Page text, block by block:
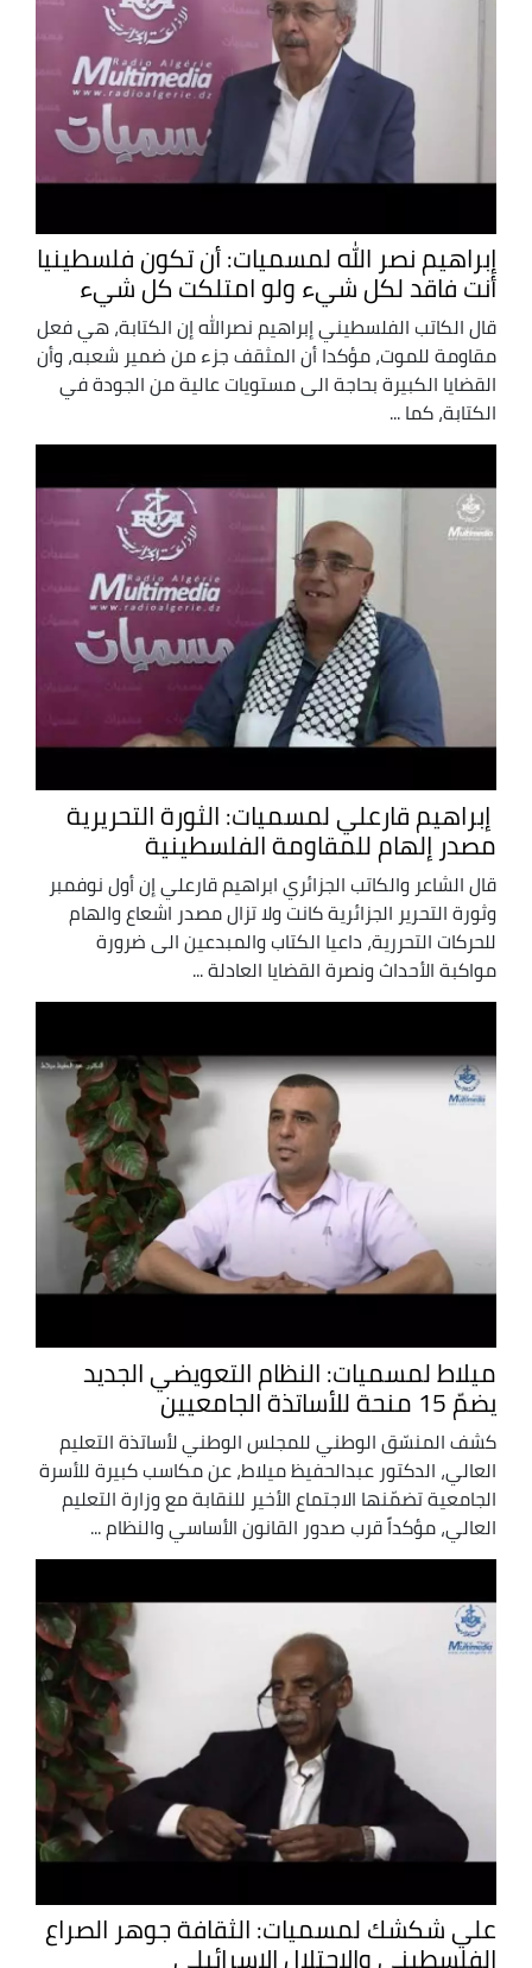
إبراهيم نصر الله لمسميات: أن تكون فلسطينيا
أنت فاقد لكل شيء ولو امتلكت كل شيء
قال الكاتب الفلسطيني إبراهيم نصرالله إن الكتابة، هي فعل
مقاومة للموت، مؤكدا أن المثقف جزء من ضمير شعبه، وأن
القضايا الكبيرة بحاجة الى مستويات عالية من الجودة في
الكتابة، كما ...
إبراهيم قارعلي لمسميات: الثورة التحريرية
مصدر إلهام للمقاومة الفلسطينية
قال الشاعر والكاتب الجزائري ابراهيم قارعلي إن أول نوفمبر
وثورة التحرير الجزائرية كانت ولا تزال مصدر اشعاع والهام
للحركات التحررية، داعيا الكتاب والمبدعين الى ضرورة
مواكبة الأحداث ونصرة القضايا العادلة ...
ميلاط لمسميات: النظام التعويضي الجديد
يضمّ 15 منحة للأساتذة الجامعيين
كشف المنسّق الوطني للمجلس الوطني لأساتذة التعليم
العالي، الدكتور عبدالحفيظ ميلاط، عن مكاسب كبيرة للأسرة
الجامعية تضمّنها الاجتماع الأخير للنقابة مع وزارة التعليم
العالي، مؤكداً قرب صدور القانون الأساسي والنظام ...
علي شكشك لمسميات: الثقافة جوهر الصراع